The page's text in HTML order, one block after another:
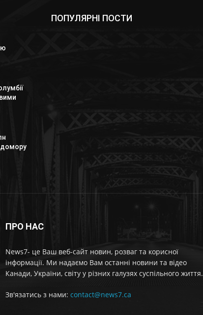
ПОПУЛЯРНІ ПОСТИ
ПРО НАС
News7- це Ваш веб-сайт новин, розваг та корисної
інформації. Ми надаємо Вам останні новини та відео
Канади, України, світу у різних галузях суспільного життя.
Зв'язатись з нами: contact@news7.ca